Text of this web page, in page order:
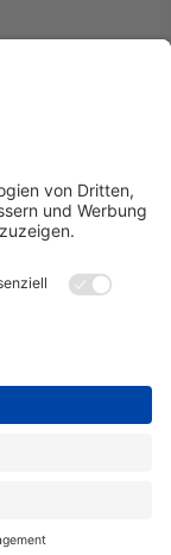
Warenkorb
TEAM